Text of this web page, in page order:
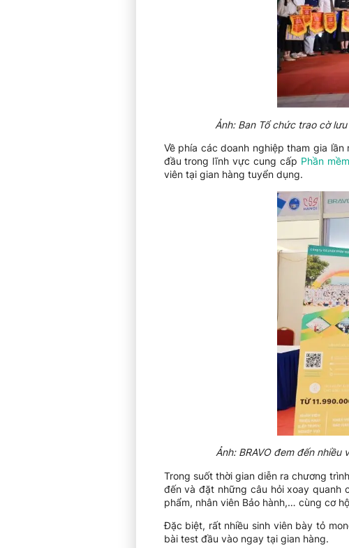
Ảnh: Ban Tổ chức trao cờ
Về phía các doanh nghiệp tham gia
đầu trong lĩnh vực cung cấp Phần
viên tại gian hàng tuyển dụng.
Ảnh: BRAVO đem đến
Trong suốt thời gian diễn ra chương
đến và đặt những câu hỏi xoay quanh
phẩm, nhân viên Bảo hành,… cùng cơ
Đặc biệt, rất nhiều sinh viên bày tỏ
bài test đầu vào ngay tại gian hàng.